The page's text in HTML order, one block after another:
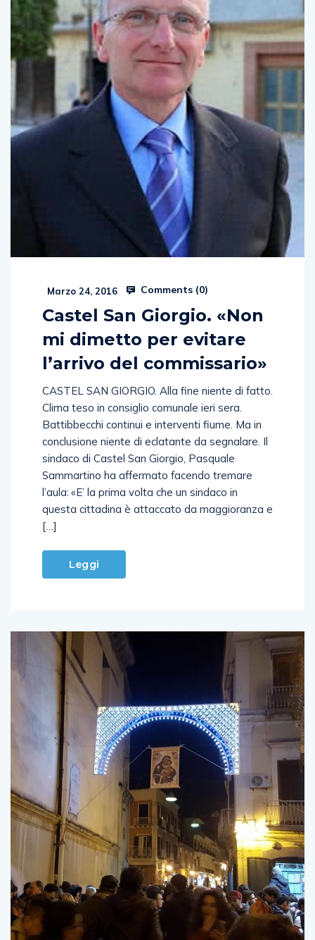
Marzo 24, 2016 Comments (0)
Castel San Giorgio. «Non
mi dimetto per evitare
l’arrivo del commissario»
CASTEL SAN GIORGIO. Alla fine niente di fatto.
Clima teso in consiglio comunale ieri sera.
Battibbecchi continui e interventi fiume. Ma in
conclusione niente di eclatante da segnalare. Il
sindaco di Castel San Giorgio, Pasquale
Sammartino ha affermato facendo tremare
l’aula: «E’ la prima volta che un sindaco in
questa cittadina è attaccato da maggioranza e
[…]
Leggi